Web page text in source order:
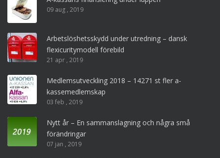
09 aug , 2019
Arbetslöshetsskydd under utredning – dansk
flexicuritymodell förebild
21 apr , 2019
Medlemsutveckling 2018 – 14271 st fler a-
kassemedlemskap
03 feb , 2019
Nytt år – En sammanslagning och några små
förändringar
07 jan , 2019